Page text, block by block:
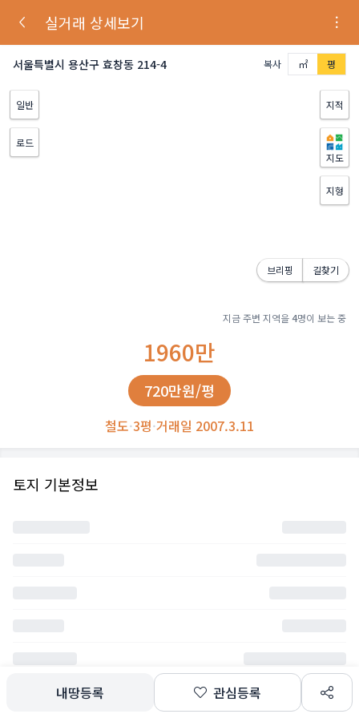
실거래 상세보기
서울특별시 용산구 효창동 214-4 복사 ㎡ 평
일반
로드
지적
지도
지형
브리핑 길찾기
지금 주변 지역을4명이 보는 중
1960만
720만원/평
철도·3평·거래일 2007.3.11
토지 기본정보
내땅등록 관심등록